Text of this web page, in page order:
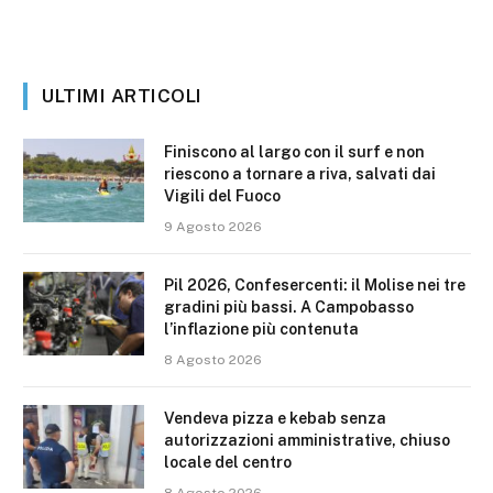
ULTIMI ARTICOLI
Finiscono al largo con il surf e non
riescono a tornare a riva, salvati dai
Vigili del Fuoco
9 Agosto 2026
Pil 2026, Confesercenti: il Molise nei tre
gradini più bassi. A Campobasso
l’inflazione più contenuta
8 Agosto 2026
Vendeva pizza e kebab senza
autorizzazioni amministrative, chiuso
locale del centro